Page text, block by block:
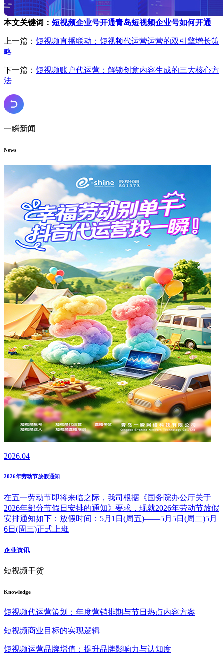
本文关键词： 短视频企业号开通青岛短视频企业号如何开通
上一篇： 短视频直播联动：短视频代运营运营的双引擎增长策
略
下一篇： 短视频账户代运营：解锁创意内容生成的三大核心方
法
一瞬新闻
News
2026.04
2026年劳动节放假通知
在五一劳动节即将来临之际，我司根据《国务院办公厅关于
2026年部分节假日安排的通知》要求，现就2026年劳动节放假
安排通知如下：放假时间：5月1日(周五)——5月5日(周二)5月
6日(周三)正式上班
企业资讯
短视频干货
Knowledge
短视频代运营策划：年度营销排期与节日热点内容方案
短视频商业目标的实现逻辑
短视频运营品牌增值：提升品牌影响力与认知度